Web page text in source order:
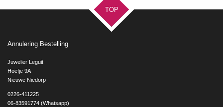
TOP
Annulering Bestelling
Juwelier Leguit
Hoefje 9A
Nieuwe Niedorp
0226-411225
06-83591774 (Whatsapp)